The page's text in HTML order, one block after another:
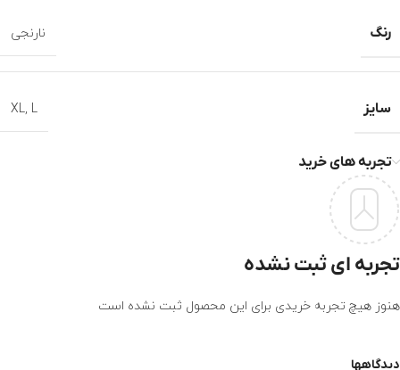
رنگ نارنجی
سایز XL, L
تجربه های خرید
تجربه ای ثبت نشده
هنوز هیچ تجربه خریدی برای این محصول ثبت نشده است
دیدگاهها